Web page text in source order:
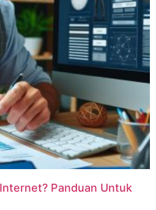
Panduan Untuk